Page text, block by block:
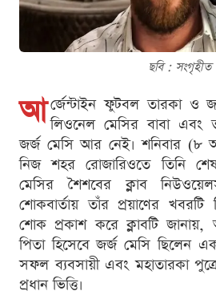
ছবি : সংগৃহীত
আ র্জেন্টাইন ফুটবল তারকা ও
লিওনেল মেসির বাবা এবং
জর্জ মেসি আর নেই। শনিবার
নিজ শহর রোজারিওতে তিনি
মেসির শৈশবের ক্লাব
শোকবার্তায় তাঁর প্রয়াণের খবরটি
শোক প্রকাশ করে ক্লাবটি জানায়,
পিতা হিসেবে জর্জ মেসি ছিলেন
সফল ব্যবসায়ী এবং মহাতারকা
প্রধান ভিত্তি।